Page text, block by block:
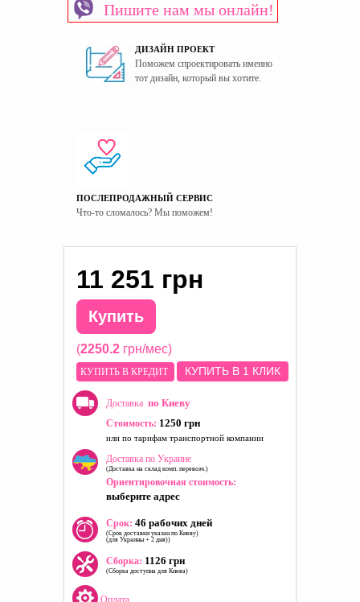
Пишите нам мы онлайн!
ДИЗАЙН ПРОЕКТ
Поможем спроектировать именно
тот дизайн, который вы хотите.
ПОСЛЕПРОДАЖНЫЙ СЕРВИС
Что-то сломалось? Мы поможем!
11 251 грн
Купить
(2250.2 грн/мес)
КУПИТЬ В КРЕДИТ КУПИТЬ В 1 КЛИК
Доставка по Киеву
Стоимость: 1250 грн
или по тарифам транспортной компании
Доставка по Украине
(Доставка на склад комп. перевозч.)
Ориентировочная стоимость:
выберите адрес
Срок: 46 рабочих дней
(Срок доставки указан по Киеву)
(для Украины + 2 дня))
Сборка: 1126 грн
(Сборка доступна для Киева)